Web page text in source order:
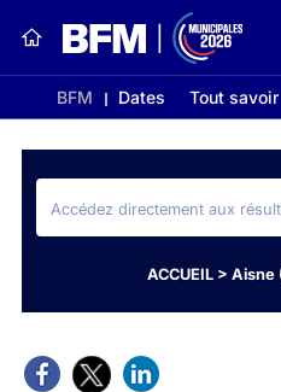
BFM Dates Tout savoir
ACCUEIL > Aisne